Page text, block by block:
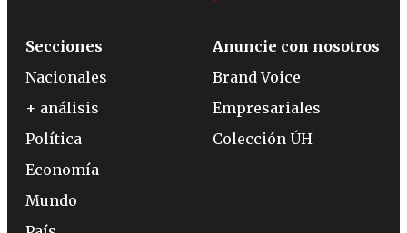
Secciones
Nacionales
+ análisis
Política
Economía
Mundo
Anuncie con nosotros
Brand Voice
Empresariales
Colección ÚH